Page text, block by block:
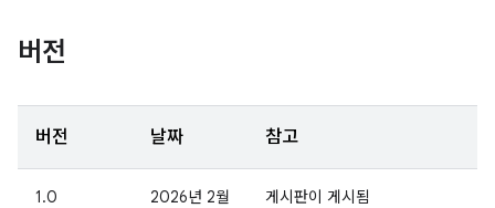
버전
버전 날짜 참고
1.0
2026년 2월
게시판이 게시됨